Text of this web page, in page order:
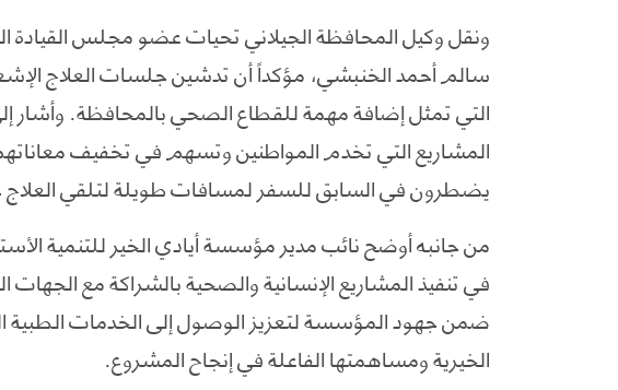
ونقل وكيل المحافظة الجيلاني تحيات عضو مجلس
سالم أحمد الخنبشي، مؤكداً أن تدشين جلسات العلاج
التي تمثل إضافة مهمة للقطاع الصحي بالمحافظة. وأشار
المشاريع التي تخدم المواطنين وتسهم في تخفيف
يضطرون في السابق للسفر لمسافات طويلة لتلقي العلاج
من جانبه أوضح نائب مدير مؤسسة أيادي الخير للتنمية
في تنفيذ المشاريع الإنسانية والصحية بالشراكة مع الجهات
ضمن جهود المؤسسة لتعزيز الوصول إلى الخدمات
الخيرية ومساهمتها الفاعلة في إنجاح المشروع.